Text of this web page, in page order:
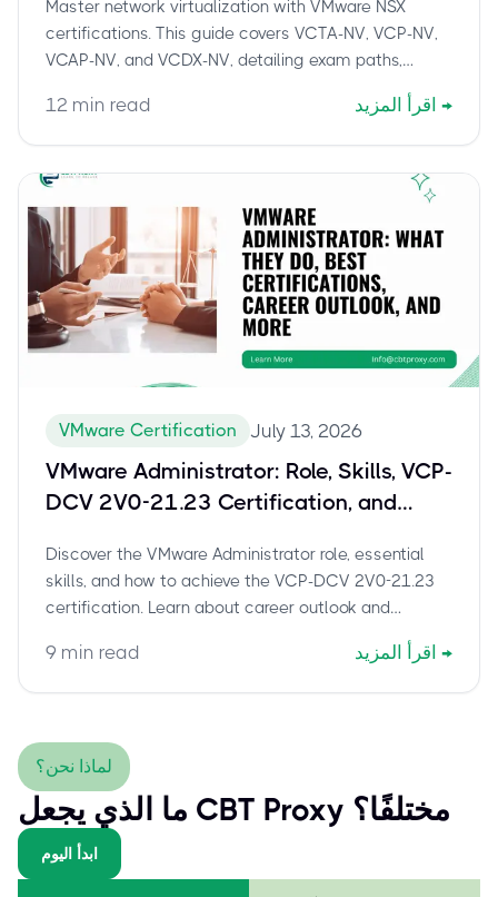
Master network virtualization with VMware NSX
certifications. This guide covers VCTA-NV, VCP-NV,
VCAP-NV, and VCDX-NV, detailing exam paths,
12 min read اقرأ المزيد →
VMware Certification July 13, 2026
VMware Administrator: Role, Skills, VCP-
DCV 2V0-21.23 Certification, and
Discover the VMware Administrator role, essential
skills, and how to achieve the VCP-DCV 2V0-21.23
certification. Learn about career outlook and
success.
9 min read اقرأ المزيد →
لماذا نحن؟
ما الذي يجعل CBT Proxy مختلفًا؟
ابدأ اليوم